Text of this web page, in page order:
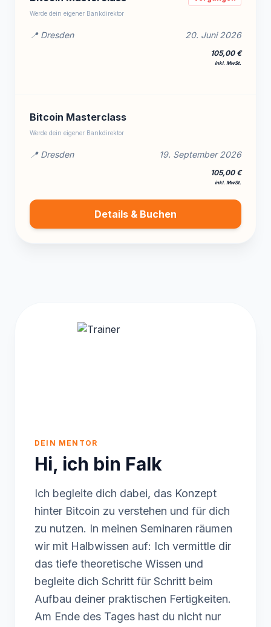
Werde dein eigener Bankdirektor
📍 Dresden 20. Juni 2026
105,00 €
inkl. MwSt.
Bitcoin Masterclass
Werde dein eigener Bankdirektor
📍 Dresden 19. September 2026
105,00 €
inkl. MwSt.
Details & Buchen
DEIN MENTOR
Hi, ich bin Falk
Ich begleite dich dabei, das Konzept
hinter Bitcoin zu verstehen und für dich
zu nutzen. In meinen Seminaren räumen
wir mit Halbwissen auf: Ich vermittle dir
das tiefe theoretische Wissen und
begleite dich Schritt für Schritt beim
Aufbau deiner praktischen Fertigkeiten.
Am Ende des Tages hast du nicht nur